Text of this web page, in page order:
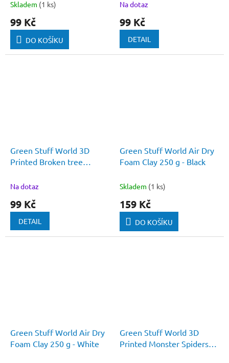
Skladem (1 ks)
99 Kč
DO KOŠÍKU
Na dotaz
99 Kč
DETAIL
Green Stuff World 3D
Printed Broken tree
Na dotaz
99 Kč
DETAIL
Green Stuff World Air Dry
Foam Clay 250 g - Black
Skladem (1 ks)
159 Kč
DO KOŠÍKU
Green Stuff World Air Dry
Foam Clay 250 g - White
Green Stuff World 3D
Printed Monster Spiders